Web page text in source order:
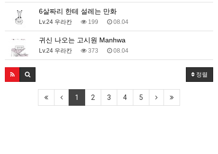
6살짜리 한테 설레는 만화
Lv.24 우라칸 199 08.04
귀신 나오는 고시원 Manhwa
Lv.24 우라칸 373 08.04
정렬
1 2 3 4 5